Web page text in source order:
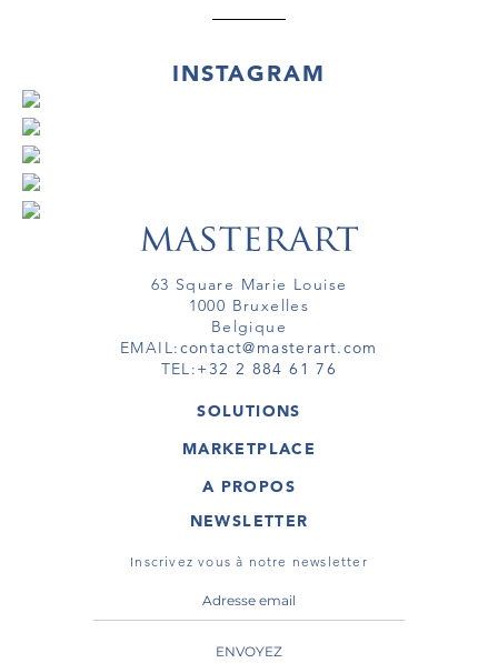
INSTAGRAM
63 Square Marie Louise
1000 Bruxelles
Belgique
EMAIL:contact@masterart.com
TEL:+32 2 884 61 76
SOLUTIONS
GALERIE
ARTISTE
TOUR VIRTUEL
MARKETPLACE
OEUVRES D'ART
TOURS VIRTUELS
A PROPOS
MASTERART
CONDITIONS GÉNÉRALES
NEWSLETTER
Inscrivez vous à notre newsletter
ENVOYEZ